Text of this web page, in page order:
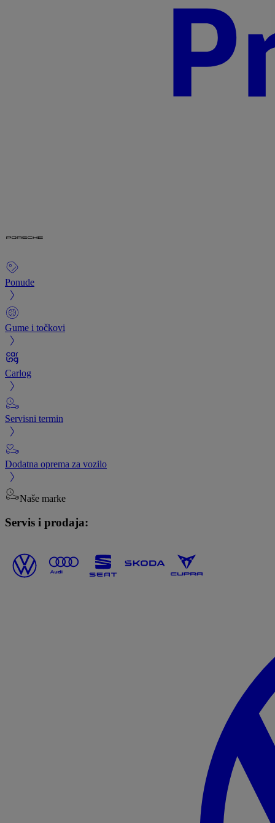
Ponude
Gume i točkovi
Carlog
Servisni termin
Dodatna oprema za vozilo
Naše marke
Servis i prodaja: